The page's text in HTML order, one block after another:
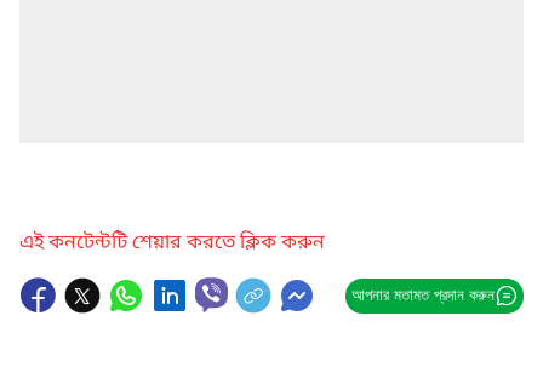
এই কনটেন্টটি শেয়ার করতে ক্লিক করুন
আপনার মতামত প্রদান করুন